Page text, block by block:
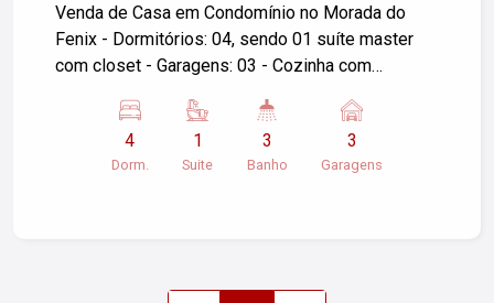
Venda de Casa em Condomínio no Morada do
Fenix - Dormitórios: 04, sendo 01 suíte master
com closet - Garagens: 03 - Cozinha com
Construída: 201,00 m² - Área do Terreno: 704,00
m² - Localização: São José dos Campos/SP
Aproveite essa oportunidade de adquirir uma
4
Dorm.
1
Suite
3
Banho
3
Garagens